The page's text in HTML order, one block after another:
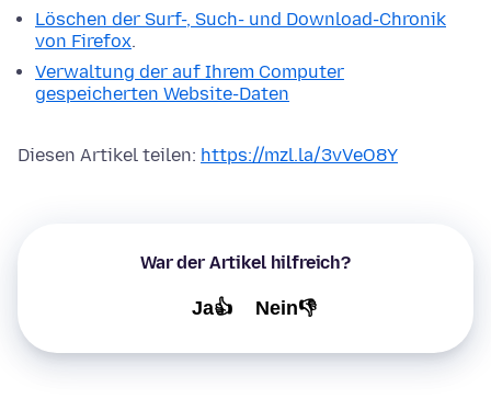
Löschen der Surf-, Such- und Download-Chronik
von Firefox.
Verwaltung der auf Ihrem Computer
gespeicherten Website-Daten
Diesen Artikel teilen: https://mzl.la/3vVeO8Y
War der Artikel hilfreich?
Ja👍 Nein👎